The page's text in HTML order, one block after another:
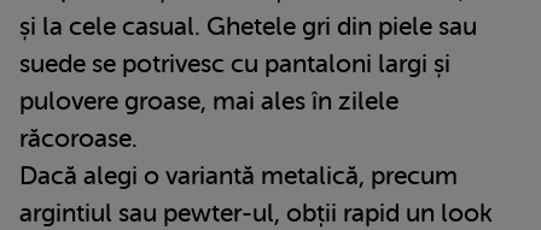
și la cele casual. Ghetele gri din piele sau
suede se potrivesc cu pantaloni largi și
pulovere groase, mai ales în zilele
răcoroase.
Dacă alegi o variantă metalică, precum
argintiul sau pewter-ul, obții rapid un look